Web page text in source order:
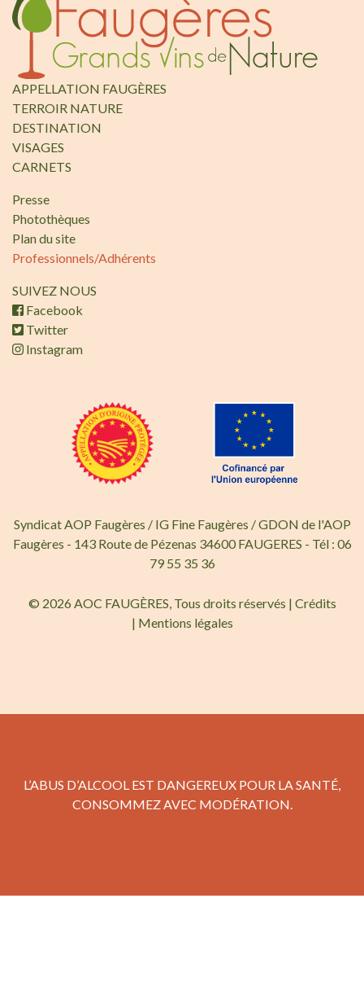
APPELLATION FAUGÈRES
TERROIR NATURE
DESTINATION
VISAGES
CARNETS
Presse
Photothèques
Plan du site
Professionnels/Adhérents
SUIVEZ NOUS
Facebook
Twitter
Instagram
Syndicat AOP Faugères / IG Fine Faugères / GDON de l'AOP
Faugères - 143 Route de Pézenas 34600 FAUGERES - Tél : 06
79 55 35 36
© 2026 AOC FAUGÈRES, Tous droits réservés | Crédits
| Mentions légales
L’ABUS D’ALCOOL EST DANGEREUX POUR LA SANTÉ,
CONSOMMEZ AVEC MODÉRATION.